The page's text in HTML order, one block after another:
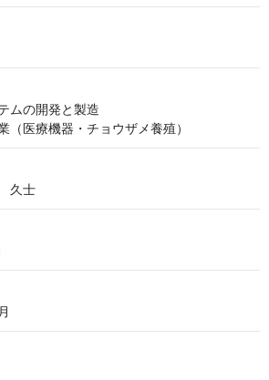
ムの開発と製造
（医療機器・チョウザメ養殖）
久士